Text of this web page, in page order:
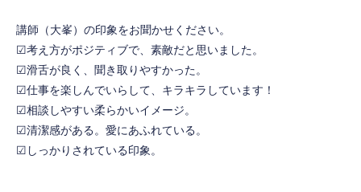
講師（大峯）の印象をお聞かせください。
☑考え方がポジティブで、素敵だと思いました。
☑滑舌が良く、聞き取りやすかった。
☑仕事を楽しんでいらして、キラキラしています！
☑相談しやすい柔らかいイメージ。
☑清潔感がある。愛にあふれている。
☑しっかりされている印象。